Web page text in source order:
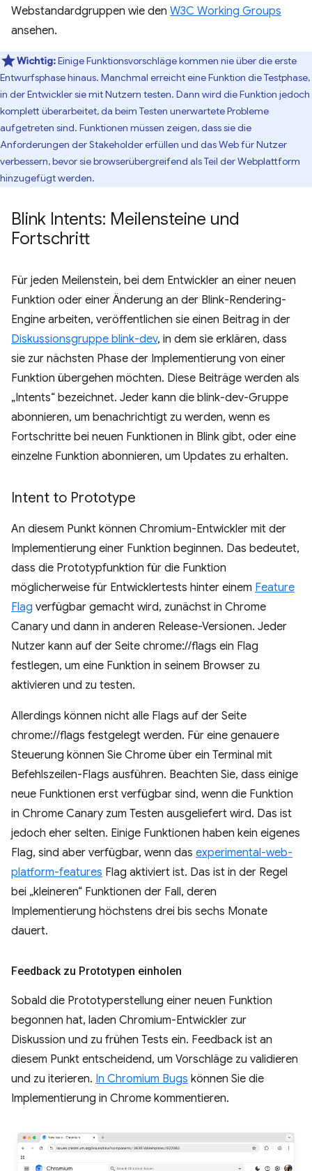
Webstandardgruppen wie den W3C Working Groups
ansehen.
Wichtig:Einige Funktionsvorschläge kommen nie über die erste
Entwurfsphase hinaus. Manchmal erreicht eine Funktion die Testphase,
in der Entwickler sie mit Nutzern testen. Dann wird die Funktion jedoch
komplett überarbeitet, da beim Testen unerwartete Probleme
aufgetreten sind. Funktionen müssen zeigen, dass sie die
Anforderungen der Stakeholder erfüllen und das Web für Nutzer
verbessern, bevor sie browserübergreifend als Teil der Webplattform
hinzugefügt werden.
Blink Intents: Meilensteine und
Fortschritt
Für jeden Meilenstein, bei dem Entwickler an einer neuen
Funktion oder einer Änderung an der Blink-Rendering-
Engine arbeiten, veröffentlichen sie einen Beitrag in der
Diskussionsgruppe blink-dev, in dem sie erklären, dass
sie zur nächsten Phase der Implementierung von einer
Funktion übergehen möchten. Diese Beiträge werden als
„Intents“ bezeichnet. Jeder kann die blink-dev-Gruppe
abonnieren, um benachrichtigt zu werden, wenn es
Fortschritte bei neuen Funktionen in Blink gibt, oder eine
einzelne Funktion abonnieren, um Updates zu erhalten.
Intent to Prototype
An diesem Punkt können Chromium-Entwickler mit der
Implementierung einer Funktion beginnen. Das bedeutet,
dass die Prototypfunktion für die Funktion
möglicherweise für Entwicklertests hinter einem Feature
Flag verfügbar gemacht wird, zunächst in Chrome
Canary und dann in anderen Release-Versionen. Jeder
Nutzer kann auf der Seite chrome://flags ein Flag
festlegen, um eine Funktion in seinem Browser zu
aktivieren und zu testen.
Allerdings können nicht alle Flags auf der Seite
chrome://flags festgelegt werden. Für eine genauere
Steuerung können Sie Chrome über ein Terminal mit
Befehlszeilen-Flags ausführen. Beachten Sie, dass einige
neue Funktionen erst verfügbar sind, wenn die Funktion
in Chrome Canary zum Testen ausgeliefert wird. Das ist
jedoch eher selten. Einige Funktionen haben kein eigenes
Flag, sind aber verfügbar, wenn das experimental-web-
platform-features Flag aktiviert ist. Das ist in der Regel
bei „kleineren“ Funktionen der Fall, deren
Implementierung höchstens drei bis sechs Monate
dauert.
Feedback zu Prototypen einholen
Sobald die Prototyperstellung einer neuen Funktion
begonnen hat, laden Chromium-Entwickler zur
Diskussion und zu frühen Tests ein. Feedback ist an
diesem Punkt entscheidend, um Vorschläge zu validieren
und zu iterieren. In Chromium Bugs können Sie die
Implementierung in Chrome kommentieren.